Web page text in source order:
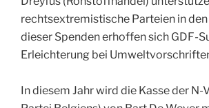
rechtsextremistische Parteien in
dieser Spenden erhoffen sich GDF-
Erleichterung bei
In diesem Jahr wird die Kasse der N-